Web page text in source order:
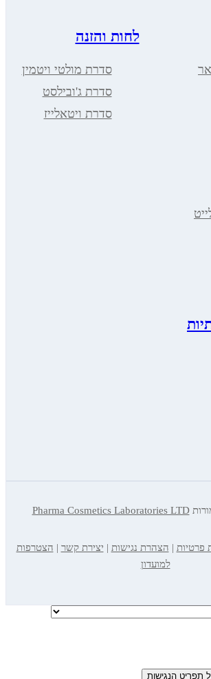
לחות והזנה
סדרת מולטי ויטמין
סדרת ג'ובילסט
סדרת ויטאלייז
Pharma Cosmetics Laboratories LTD
פרטיות | הצהרת נגישות | יצירת קשר | הצטרפות
למועדון
תפריט הנגישות